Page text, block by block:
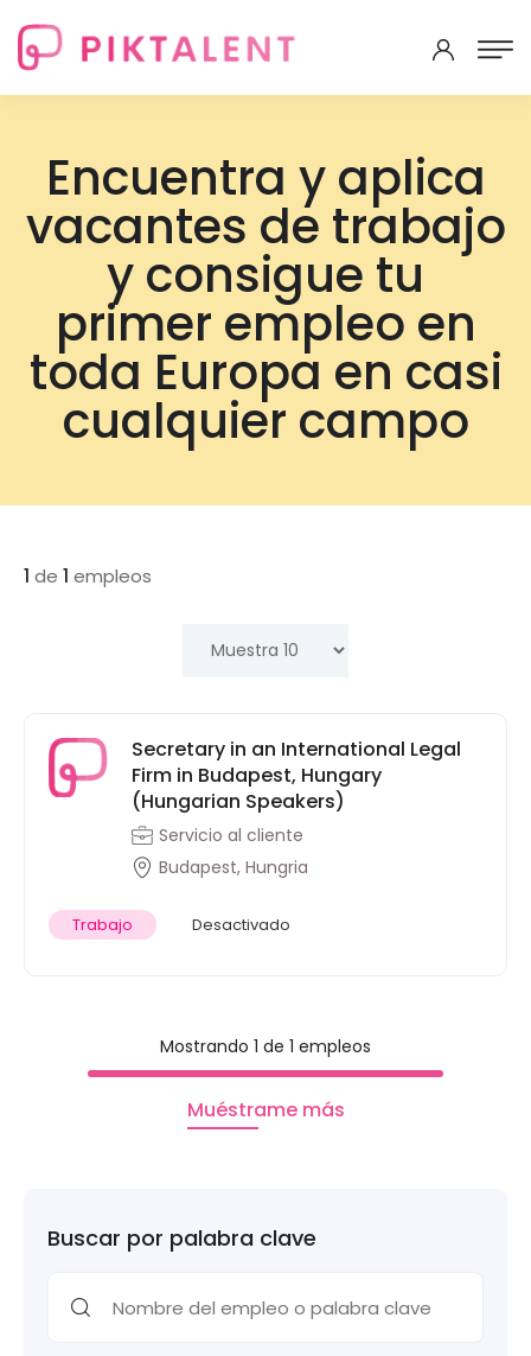
Encuentra y aplica
vacantes de trabajo
y consigue tu
primer empleo en
toda Europa en casi
cualquier campo
Buscar por palabra clave
1 de 1 empleos
Secretary in an International Legal
Firm in Budapest, Hungary
(Hungarian Speakers)
Servicio al cliente
Budapest, Hungria
Trabajo Desactivado
Mostrando 1 de 1 empleos
Muéstrame más